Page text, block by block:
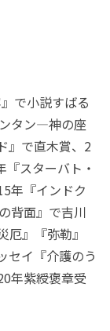
で小説すばる
タン―神の座
』で直木賞、2
スターバト・
年『インドク
背面』で吉川
』『弥勒』
セイ『介護のう
年紫綬褒章受